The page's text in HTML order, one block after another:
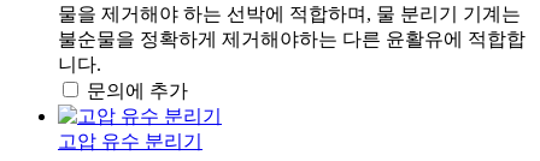
물을 제거해야 하는 선박에 적합하며, 물 분리기 기계는
불순물을 정확하게 제거해야하는 다른 윤활유에 적합합
니다.
문의에 추가
고압 유수 분리기